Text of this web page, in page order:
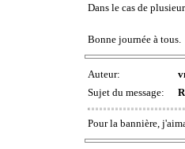
Dans le cas de
Bonne journée à tous.
Auteur:
Sujet du message:
Pour la bannière,